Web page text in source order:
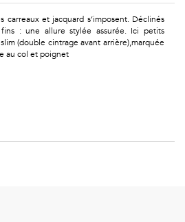
carreaux et jacquard s’imposent. Déclinés
: une allure stylée assurée. Ici petits
(double cintrage avant arrière),marquée
au col et poignet